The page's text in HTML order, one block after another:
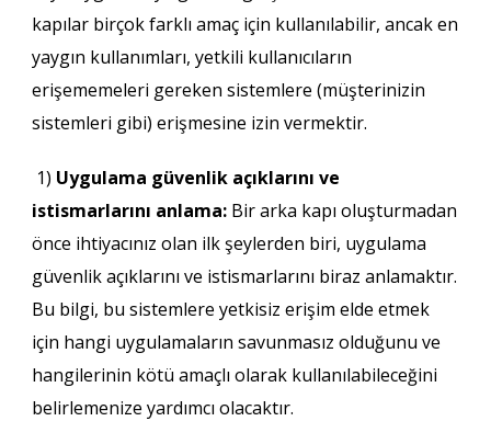
kapılar birçok farklı amaç için kullanılabilir, ancak en
yaygın kullanımları, yetkili kullanıcıların
erişememeleri gereken sistemlere (müşterinizin
sistemleri gibi) erişmesine izin vermektir.
1) Uygulama güvenlik açıklarını ve
istismarlarını anlama:Bir arka kapı oluşturmadan
önce ihtiyacınız olan ilk şeylerden biri, uygulama
güvenlik açıklarını ve istismarlarını biraz anlamaktır.
Bu bilgi, bu sistemlere yetkisiz erişim elde etmek
için hangi uygulamaların savunmasız olduğunu ve
hangilerinin kötü amaçlı olarak kullanılabileceğini
belirlemenize yardımcı olacaktır.